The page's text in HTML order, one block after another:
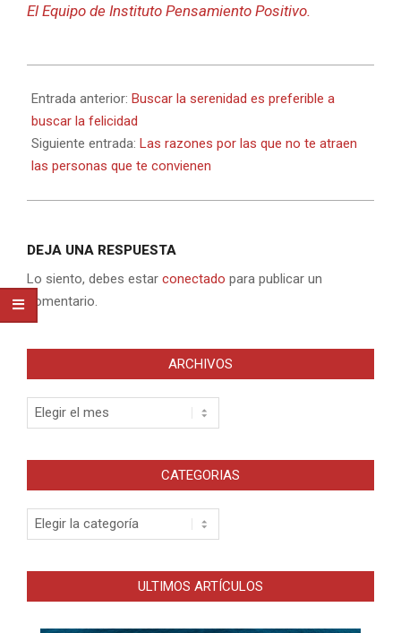
El Equipo de Instituto Pensamiento Positivo.
03-
07
Entrada anterior: Buscar la serenidad es preferible a
buscar la felicidad
Siguiente entrada: Las razones por las que no te atraen
las personas que te convienen
DEJA UNA RESPUESTA
Lo siento, debes estar conectado para publicar un
comentario.
ARCHIVOS
Archivos
CATEGORIAS
Categorias
ULTIMOS ARTÍCULOS